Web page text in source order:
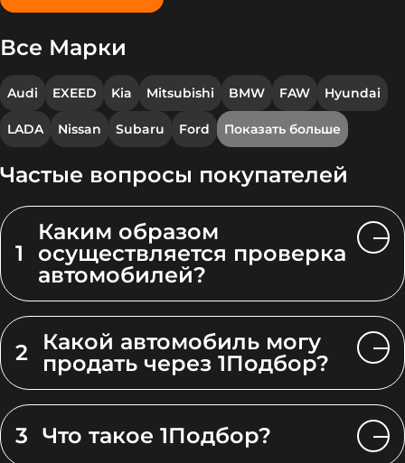
Все Марки
Audi EXEED Kia Mitsubishi BMW FAW Hyundai
LADA Nissan Subaru Ford Показать больше
Частые вопросы покупателей
1
Каким образом
осуществляется проверка
автомобилей?
2
Какой автомобиль могу
продать через 1Подбор?
3 Что такое 1Подбор?